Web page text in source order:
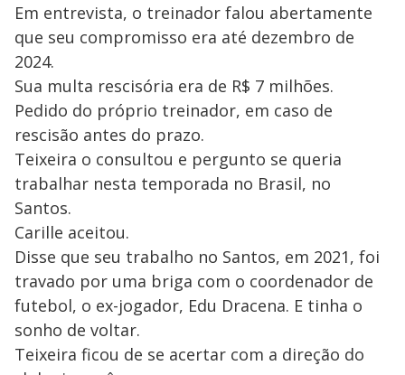
Em entrevista, o treinador falou abertamente
que seu compromisso era até dezembro de
2024.
Sua multa rescisória era de R$ 7 milhões.
Pedido do próprio treinador, em caso de
rescisão antes do prazo.
Teixeira o consultou e pergunto se queria
trabalhar nesta temporada no Brasil, no
Santos.
Carille aceitou.
Disse que seu trabalho no Santos, em 2021, foi
travado por uma briga com o coordenador de
futebol, o ex-jogador, Edu Dracena. E tinha o
sonho de voltar.
Teixeira ficou de se acertar com a direção do